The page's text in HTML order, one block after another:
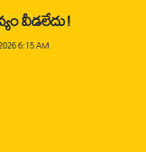
వీడలేదు!
6:15 AM